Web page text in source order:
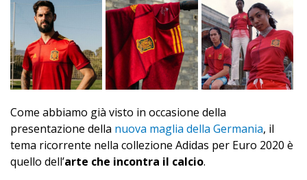
Come abbiamo già visto in occasione della
presentazione della nuova maglia della Germania, il
tema ricorrente nella collezione Adidas per Euro 2020 è
quello dell’arte che incontra il calcio.